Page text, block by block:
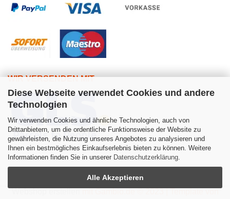
Diese Webseite verwendet Cookies und andere
Technologien
Wir verwenden Cookies und ähnliche Technologien, auch von
Drittanbietern, um die ordentliche Funktionsweise der Website zu
gewährleisten, die Nutzung unseres Angebotes zu analysieren und
Ihnen ein bestmögliches Einkaufserlebnis bieten zu können. Weitere
Informationen finden Sie in unserer Datenschutzerklärung.
Alle Akzeptieren
WIR VERSENDEN MIT